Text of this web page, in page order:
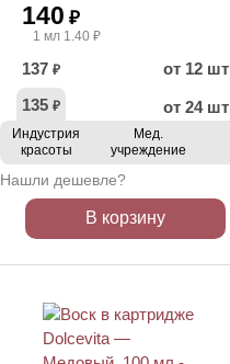
140 ₽
1 мл 1.40 ₽
137 ₽
от 12 шт
135 ₽ от 24 шт
Индустрия
красоты
Мед.
учреждение
Нашли дешевле?
В корзину